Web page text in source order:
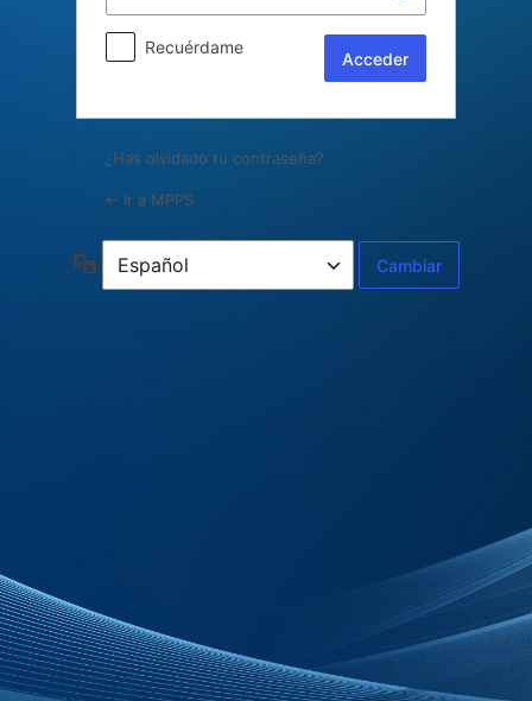
Recuérdame
¿Has olvidado tu contraseña?
← Ir a MPPS
Idioma